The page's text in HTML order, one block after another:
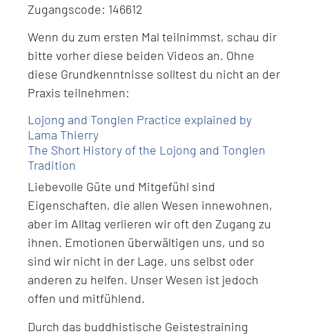
Zugangscode: 146612
Wenn du zum ersten Mal teilnimmst, schau dir
bitte vorher diese beiden Videos an. Ohne
diese Grundkenntnisse solltest du nicht an der
Praxis teilnehmen:
Lojong and Tonglen Practice explained by
Lama Thierry
The Short History of the Lojong and Tonglen
Tradition
Liebevolle Güte und Mitgefühl sind
Eigenschaften, die allen Wesen innewohnen,
aber im Alltag verlieren wir oft den Zugang zu
ihnen. Emotionen überwältigen uns, und so
sind wir nicht in der Lage, uns selbst oder
anderen zu helfen. Unser Wesen ist jedoch
offen und mitfühlend.
Durch das buddhistische Geistestraining